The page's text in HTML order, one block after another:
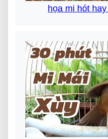
họa mi hót